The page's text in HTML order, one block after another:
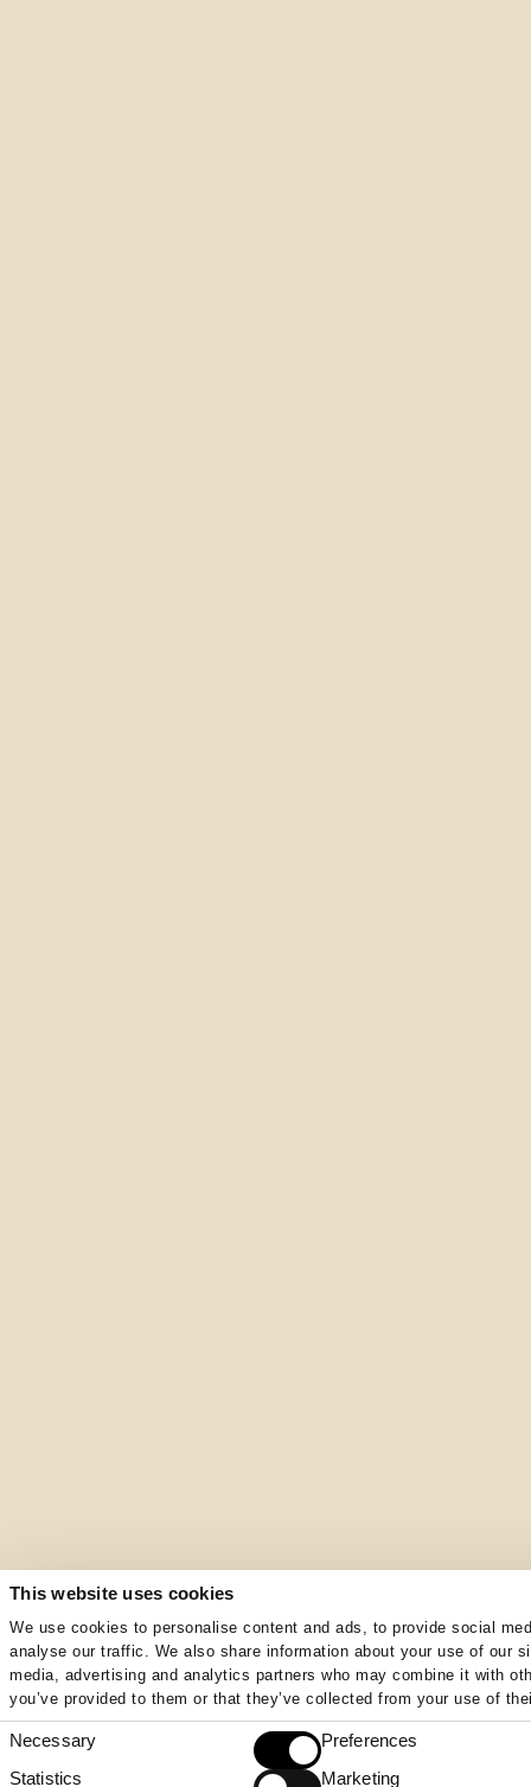
This website uses cookies
We use cookies to personalise content and ads, to provide social
analyse our traffic. We also share information about your use of our
media, advertising and analytics partners who may combine it with
you’ve provided to them or that they’ve collected from your use of
Consent
Selection
Necessary
Preferences
Statistics
Marketing